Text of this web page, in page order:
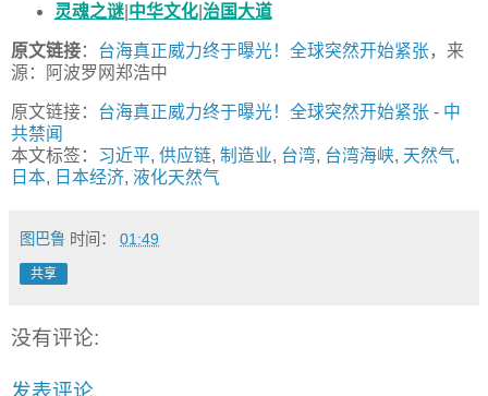
灵魂之谜| 中华文化| 治国大道
原文链接： 台海真正威力终于曝光！全球突然开始紧张，来
源：阿波罗网郑浩中
原文链接： 台海真正威力终于曝光！全球突然开始紧张 - 中
共禁闻
本文标签： 习近平, 供应链, 制造业, 台湾, 台湾海峡, 天然气,
日本, 日本经济, 液化天然气
图巴鲁 时间： 01:49
共享
没有评论:
发表评论